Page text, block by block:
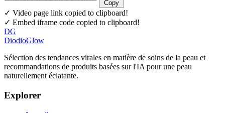
Copy
✓ Video page link copied to clipboard!
✓ Embed iframe code copied to clipboard!
DG
DiodioGlow
Sélection des tendances virales en matière de soins de la peau et
recommandations de produits basées sur l'IA pour une peau
naturellement éclatante.
Explorer